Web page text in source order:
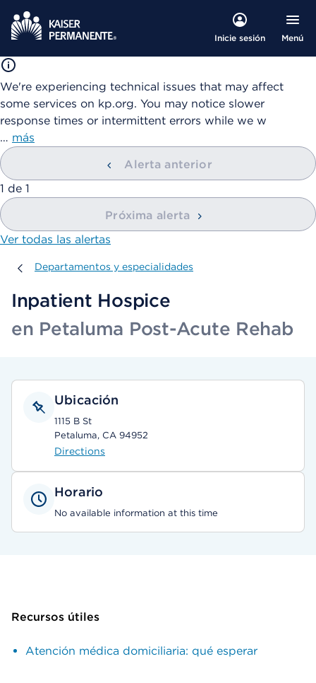
Inicie sesión Menú
We're experiencing technical issues that may affect
some services on kp.org. You may notice slower
response times or intermittent errors while we w
… más
Alerta anterior
mostrando
1 de 1
Próxima alerta
Ver todas las alertas
Departamentos y especialidades
Departamentos y especialidades
Inpatient Hospice
en Petaluma Post-Acute Rehab
Ubicación
1115 B St
Petaluma, CA 94952
Directions
Horario
No available information at this time
Recursos útiles
Atención médica domiciliaria: qué esperar